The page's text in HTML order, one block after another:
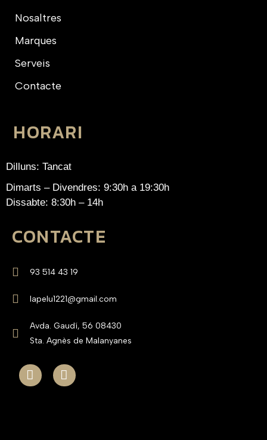
Nosaltres
Marques
Serveis
Contacte
HORARI
Dilluns: Tancat
Dimarts – Divendres: 9:30h a 19:30h
Dissabte: 8:30h – 14h
CONTACTE
93 514 43 19
lapelu1221@gmail.com
Avda. Gaudí, 56 08430
Sta. Agnès de Malanyanes